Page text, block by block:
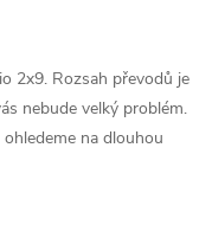
2x9. Rozsah převodů je
nebude velký problém.
na dlouhou